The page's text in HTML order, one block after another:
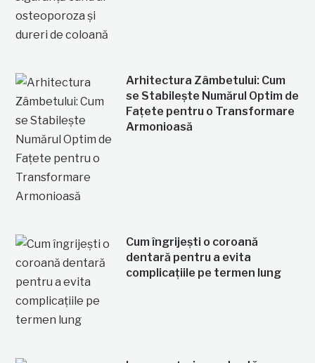
Arhitectura Zâmbetului: Cum
se Stabilește Numărul Optim de
Fațete pentru o Transformare
Armonioasă
Cum îngrijești o coroană
dentară pentru a evita
complicațiile pe termen lung